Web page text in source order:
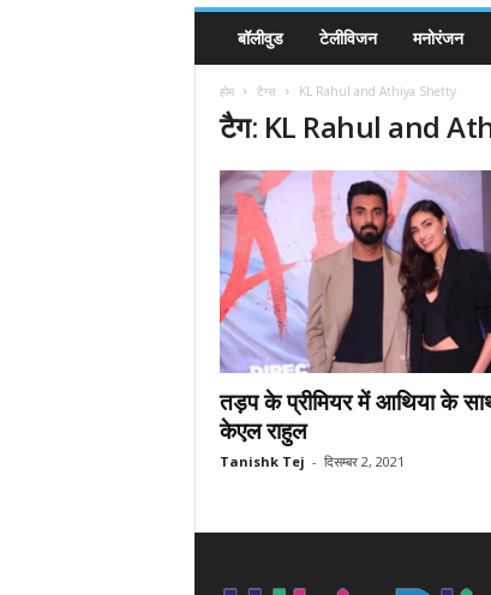
बॉलीवुड टेलीविजन मनोरंजन
होम टैग्स KL Rahul and Athiya Shetty
टैग: KL Rahul and
तड़प के प्रीमियर में आथिया के
केएल राहुल
Tanishk Tej - दिसम्बर 2, 2021